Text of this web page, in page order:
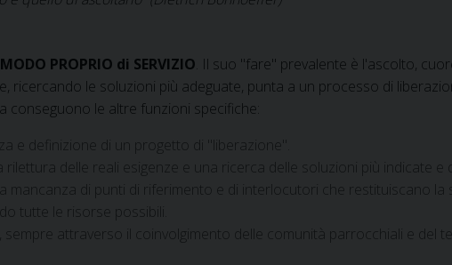
MODO PROPRIO di SERVIZIO. Il suo "fare" prevalente è l'ascolto,
ricercando le soluzioni più adeguate, punta a un processo di
conseguono le altre funzioni specifiche:
e definizione di un progetto di "liberazione".
delle reali esigenze e una ricerca delle soluzioni più indicate e
mancanza di punti di riferimento e di interlocutori che restituiscano
tutte le risorse possibili.
attraverso il coinvolgimento delle comunità parrocchiali e del